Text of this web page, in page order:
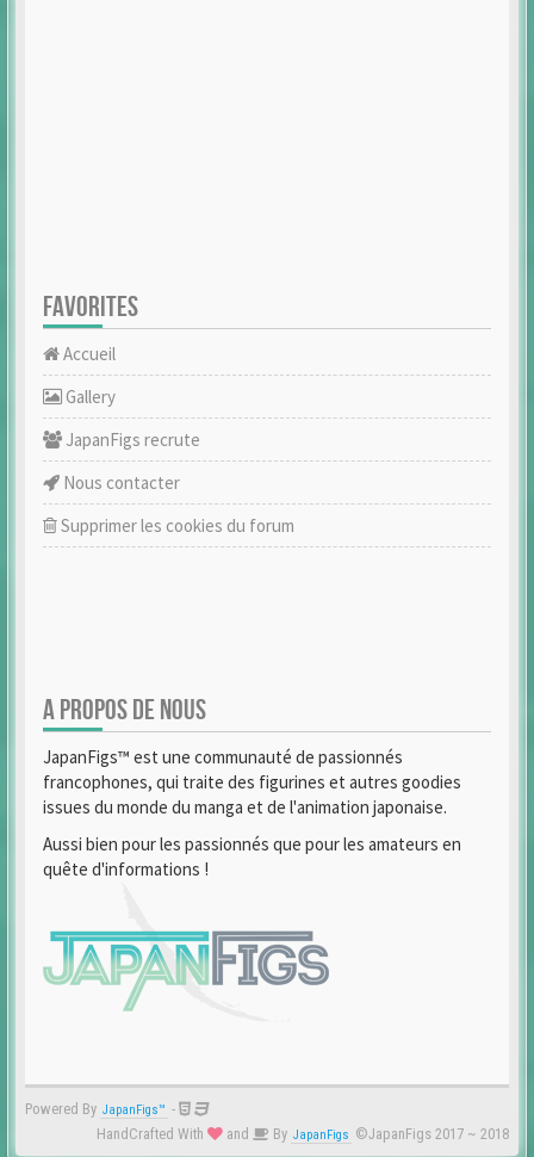
FAVORITES
Accueil
Gallery
JapanFigs recrute
Nous contacter
Supprimer les cookies du forum
A PROPOS DE NOUS
JapanFigs™ est une communauté de passionnés
francophones, qui traite des figurines et autres goodies
issues du monde du manga et de l'animation japonaise.
Aussi bien pour les passionnés que pour les amateurs en
quête d'informations !
Powered By JapanFigs™ -
HandCrafted With
and By JapanFigs ©JapanFigs 2017 ~ 2018